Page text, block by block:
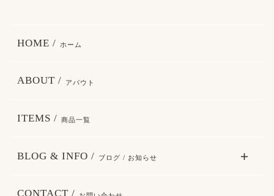
HOME / ホーム
ABOUT / アバウト
ITEMS / 商品一覧
BLOG & INFO / ブログ / お知らせ
CONTACT /